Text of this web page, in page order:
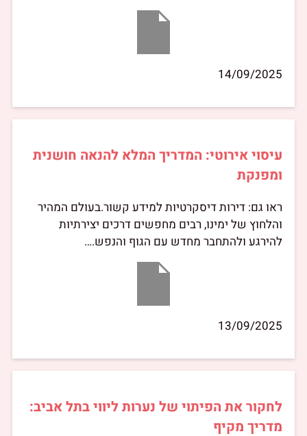
14/09/2025
עיסוי אירוטי: המדריך המלא להנאה חושנית
ומפנקת
ראו גם: דירות דיסקרטיות למידע קשור.בעולם המהיר
והלחוץ של ימינו, רבים מחפשים דרכים יצירתיות
להירגע ולהתחבר מחדש עם הגוף והנפש.…
13/09/2025
לחקור את הפיתוי של נערות ליווי בתל אביב:
מדריך מקיף